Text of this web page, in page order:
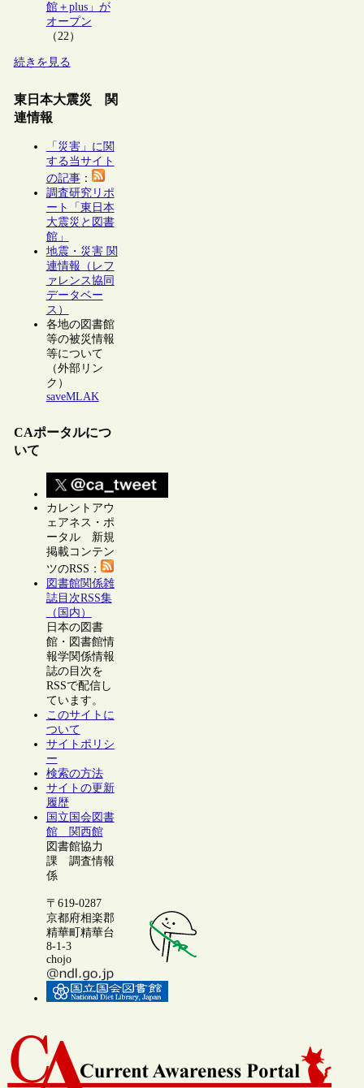
館＋plus」が
オープン
（22）
続きを見る
東日本大震災 関
連情報
「災害」に関
する当サイト
の記事：
調査研究リポ
ート「東日本
大震災と図書
館」
地震・災害 関
連情報（レフ
ァレンス協同
データベー
ス）
各地の図書館
等の被災情報
等について
（外部リン
ク）
saveMLAK
CAポータルにつ
いて
カレントアウ
ェアネス・ポ
ータル 新規
掲載コンテン
ツのRSS：
図書館関係雑
誌目次RSS集
（国内）
日本の図書
館・図書館情
報学関係情報
誌の目次を
RSSで配信し
ています。
このサイトに
ついて
サイトポリシ
ー
検索の方法
サイトの更新
履歴
国立国会図書
館 関西館
図書館協力
課 調査情報
係
〒619-0287
京都府相楽郡
精華町精華台
8-1-3
chojo